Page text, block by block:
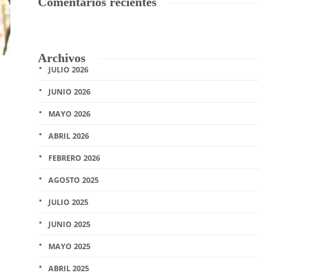
Archivos
JULIO 2026
JUNIO 2026
MAYO 2026
ABRIL 2026
FEBRERO 2026
AGOSTO 2025
JULIO 2025
JUNIO 2025
MAYO 2025
ABRIL 2025